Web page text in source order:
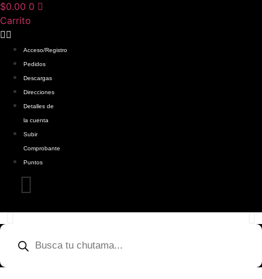
$0.00 0
Carrito
Acceso/Registro
Pedidos
Descargas
Direcciones
Detalles de
la cuenta
Subir
Comprobante
Puntos
search